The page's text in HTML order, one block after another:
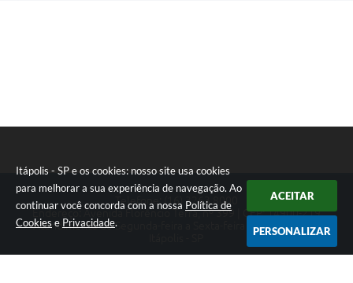
Itápolis - SP e os cookies: nosso site usa cookies
para melhorar a sua experiência de navegação. Ao
continuar você concorda com a nossa Política de
Cookies e Privacidade.
ACEITAR
PERSONALIZAR
Telefone: (16) 3263.8000
Endereço: Avenida Florêncio Terra, nº 399 | CEP: 14900-219
Atendimento de Segunda-feira a Sexta-feira das 08h às 17h